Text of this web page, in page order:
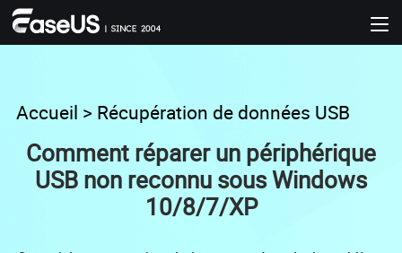
Accueil > Récupération de données USB
Comment réparer un périphérique
USB non reconnu sous Windows
10/8/7/XP